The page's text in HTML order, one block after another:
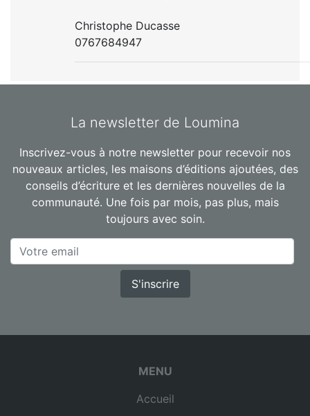
Christophe Ducasse
0767684947
La newsletter de Loumina
Inscrivez-vous à notre newsletter pour recevoir nos
nouveaux articles, les maisons d’éditions ajoutées, des
conseils d’écriture et les dernières nouvelles de la
communauté. Une fois par mois, pas plus, mais
toujours avec soin.
S'inscrire
MENU
Accueil